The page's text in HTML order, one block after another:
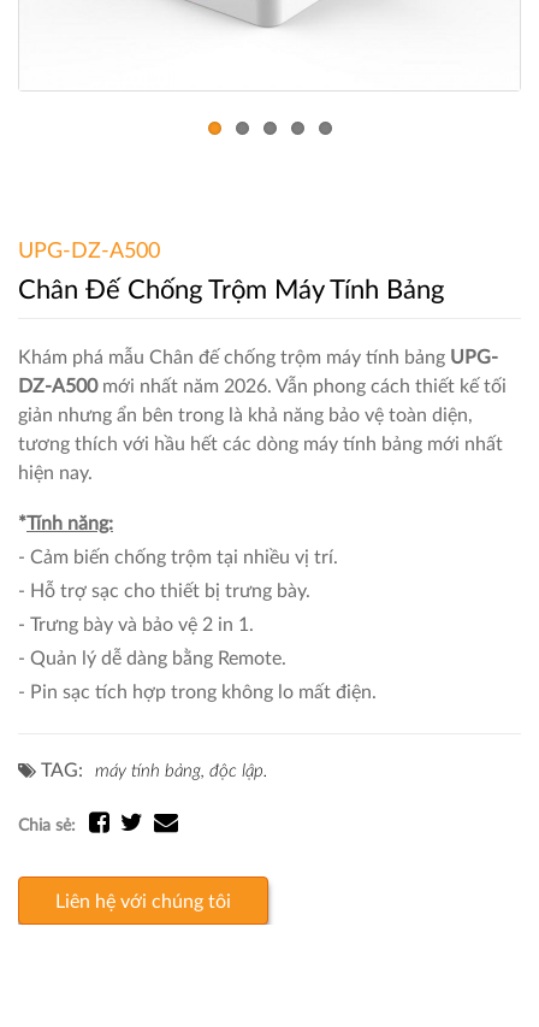
UPG-DZ-A500
Chân Đế Chống Trộm Máy Tính Bảng
Khám phá mẫu Chân đế chống trộm máy tính bảng UPG-
DZ-A500mới nhất năm 2026. Vẫn phong cách thiết kế tối
giản nhưng ẩn bên trong là khả năng bảo vệ toàn diện,
tương thích với hầu hết các dòng máy tính bảng mới nhất
hiện nay.
*Tính năng:
- Cảm biến chống trộm tại nhiều vị trí.
- Hỗ trợ sạc cho thiết bị trưng bày.
- Trưng bày và bảo vệ 2 in 1.
- Quản lý dễ dàng bằng Remote.
- Pin sạc tích hợp trong không lo mất điện.
TAG: máy tính bảng, độc lập.
Chia sẻ:
Liên hệ với chúng tôi